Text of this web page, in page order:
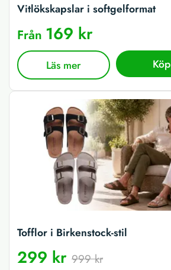
Vitlökskapslar i softgelformat
Från 169 kr
Läs mer Köp
Tofflor i Birkenstock-stil
299 kr 999 kr